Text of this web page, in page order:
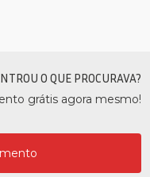
O QUE PROCURAVA?
grátis agora mesmo!